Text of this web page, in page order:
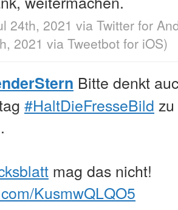
24th, 2021 via Twitter for
2021 via Tweetbot for iΟS)
Bitte denkt
#HaltDieFresseBild
mag das nicht!
KusmwQLQO5